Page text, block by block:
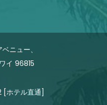
ニュー、
イ 96815
[ホテル直通]